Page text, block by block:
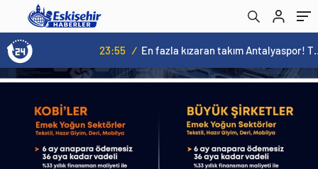
En fazla kızaran takım Antalyaspor! Tam 5 futbolcu….
İmkânı